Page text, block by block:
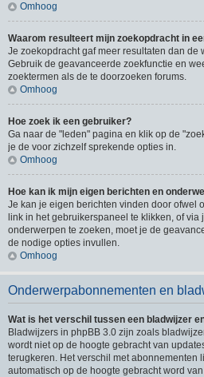
Omhoog
Waarom resulteert mijn zoekopdracht in
Je zoekopdracht gaf meer resultaten dan de
Gebruik de geavanceerde zoekfunctie en
zoektermen als de te doorzoeken forums.
Omhoog
Hoe zoek ik een gebruiker?
Ga naar de "leden" pagina en klik op de
je de voor zichzelf sprekende opties in.
Omhoog
Hoe kan ik mijn eigen berichten en
Je kan je eigen berichten vinden door ofwel
link in het gebruikerspaneel te klikken, of
onderwerpen te zoeken, moet je de
de nodige opties invullen.
Omhoog
Onderwerpabonnementen en
Wat is het verschil tussen een bladwijzer
Bladwijzers in phpBB 3.0 zijn zoals
wordt niet op de hoogte gebracht van
terugkeren. Het verschil met abonnementen
automatisch op de hoogte gebracht word